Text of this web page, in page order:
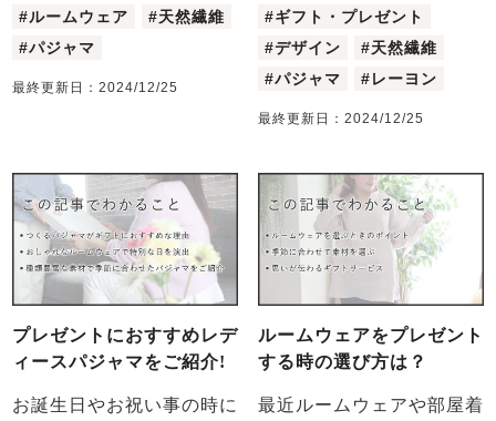
#ルームウェア
#天然繊維
#パジャマ
最終更新日：2024/12/25
#ギフト・プレゼント
#デザイン
#天然繊維
#パジャマ
#レーヨン
最終更新日： 2024/12/25
プレゼントにおすすめレデ
ィースパジャマをご紹介!
お誕生日やお祝い事の時に
ルームウェアをプレゼント
する時の選び方は？
最近ルームウェアや部屋着